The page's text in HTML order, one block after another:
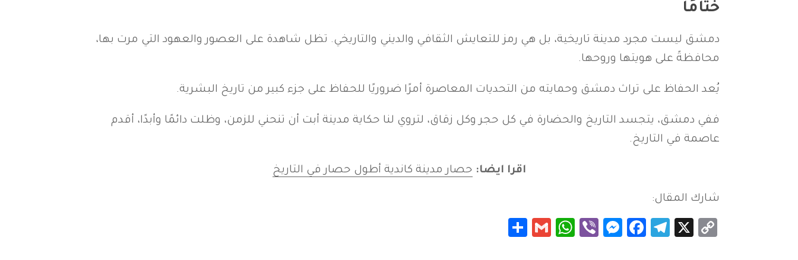
ختامًا
دمشق ليست مجرد مدينة تاريخية، بل هي رمز للتعايش الثقافي والديني والتاريخي. تظل شاهدة على العصور والعهود التي مرت بها،
محافظةً على هويتها وروحها.
يُعد الحفاظ على تراث دمشق وحمايته من التحديات المعاصرة أمرًا ضروريًا للحفاظ على جزء كبير من تاريخ البشرية.
ففي دمشق، يتجسد التاريخ والحضارة في كل حجر وكل زقاق، لتروي لنا حكاية مدينة أبت أن تنحني للزمن، وظلت دائمًا وأبدًا، أقدم
عاصمة في التاريخ.
اقرا ايضا: حصار مدينة كاندية أطول حصار في التاريخ
شارك المقال:
Copy
X
Telegram
Facebook
Messenger
Viber
WhatsApp
Gmail